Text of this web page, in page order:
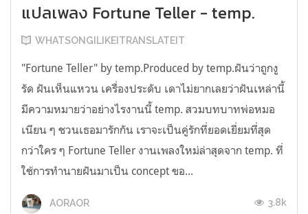
แปลเพลง Fortune Teller - temp.
WHATSONGILIKEITRANSLATEIT
"Fortune Teller" by temp.Produced by temp.ฝันว่าถูกงู
รัด ฝันเห็นแหวน เครื่องประดับ เดาไม่ยากเลยว่าฝันเหล่านี้
มีความหมายว่าอย่างไรงานนี้ temp. สวมบทบาทพ่อหมอ
เนียน ๆ ชวนเธอมารักกัน เราจะเป็นคู่รักที่ยอดเยี่ยมที่สุด
กว่าใคร ๆ Fortune Teller งานเพลงใหม่ล่าสุดจาก temp. ที่
ใช้การทำนายฝันมาเป็น concept ขอ...
AORAOR 3.8k